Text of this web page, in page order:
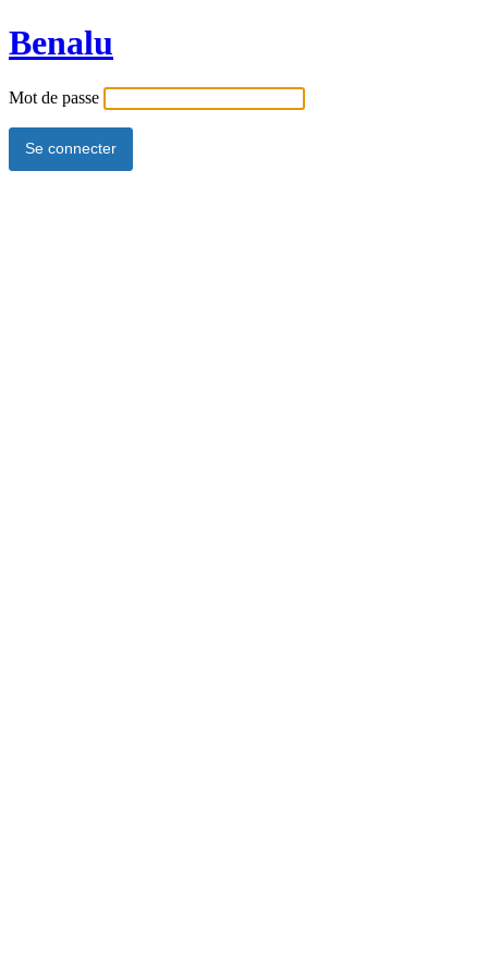
Benalu
Mot de passe